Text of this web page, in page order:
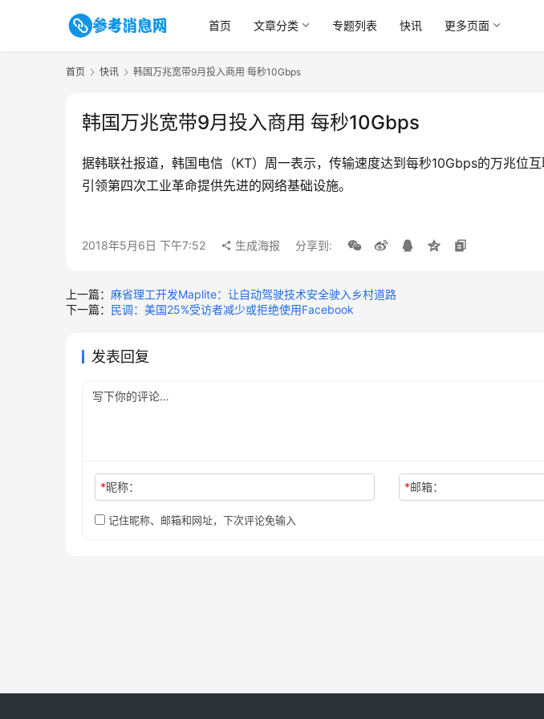
首页 文章分类 专题列表 快讯 更多页面
首页 快讯 韩国万兆宽带9月投入商用 每秒10Gbps
韩国万兆宽带9月投入商用 每秒10Gbps
据韩联社报道，韩国电信（KT）周一表示，传输速度达到每秒10Gbps的万兆位
引领第四次工业革命提供先进的网络基础设施。
2018年5月6日 下午7:52 生成海报 分享到:
上一篇： 麻省理工开发Maplite：让自动驾驶技术安全驶入乡村道路
下一篇： 民调：美国25%受访者减少或拒绝使用Facebook
发表回复
*昵称： *邮箱：
记住昵称、邮箱和网址，下次评论免输入